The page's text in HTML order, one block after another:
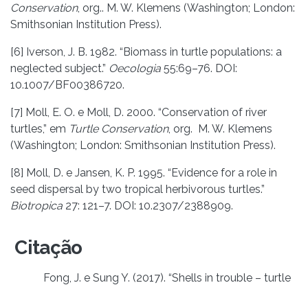
Conservation, org.. M. W. Klemens (Washington; London:
Smithsonian Institution Press).
[6] Iverson, J. B. 1982. “Biomass in turtle populations: a
neglected subject.” Oecologia 55:69–76. DOI:
10.1007/BF00386720.
[7] Moll, E. O. e Moll, D. 2000. “Conservation of river
turtles,” em Turtle Conservation, org. M. W. Klemens
(Washington; London: Smithsonian Institution Press).
[8] Moll, D. e Jansen, K. P. 1995. “Evidence for a role in
seed dispersal by two tropical herbivorous turtles.”
Biotropica 27: 121–7. DOI: 10.2307/2388909.
Citação
Fong, J. e Sung Y. (2017). “Shells in trouble – turtle